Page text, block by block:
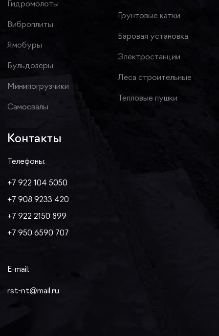
Гидромолоты
Виброплиты
Ямобуры
Бульдозеры
Минипогрузчики
Самосвалы
Грунтовые катки
Баровая установка
Электростанции
Леса строительные
Тепловые пушки
Контакты
Телефоны:
+7 922 104 5050
+7 908 9233 420
+7 922 2150 899
+7 950 6590 707
E-mail:
rst-nt@mail.ru